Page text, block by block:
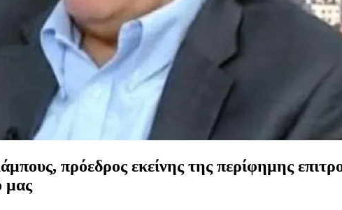
πρόεδρος εκείνης της περίφημης
μας